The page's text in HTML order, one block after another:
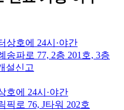
상호에 24시·야간
송파로 77, 2층 201호, 3층
설신고
호에 24시·야간
로 76, J타워 202호